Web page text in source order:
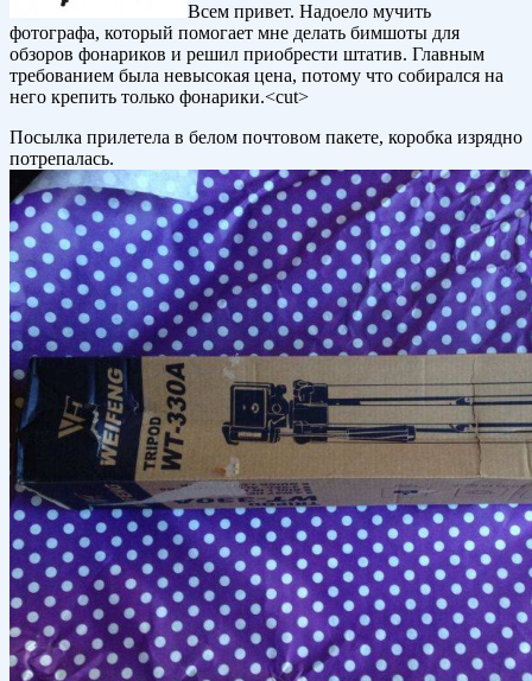
Всем привет. Надоело мучить
фотографа, который помогает мне делать бимшоты для
обзоров фонариков и решил приобрести штатив. Главным
требованием была невысокая цена, потому что собирался на
него крепить только фонарики.<cut>
Посылка прилетела в белом почтовом пакете, коробка изрядно
потрепалась.